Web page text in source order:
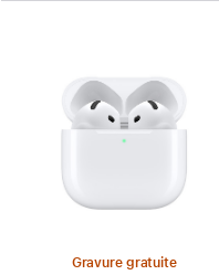
Gravure gratuite